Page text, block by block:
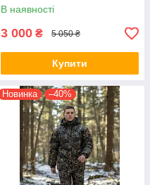
В наявності
3 000 ₴ 5 050 ₴
Купити
Новинка –40%